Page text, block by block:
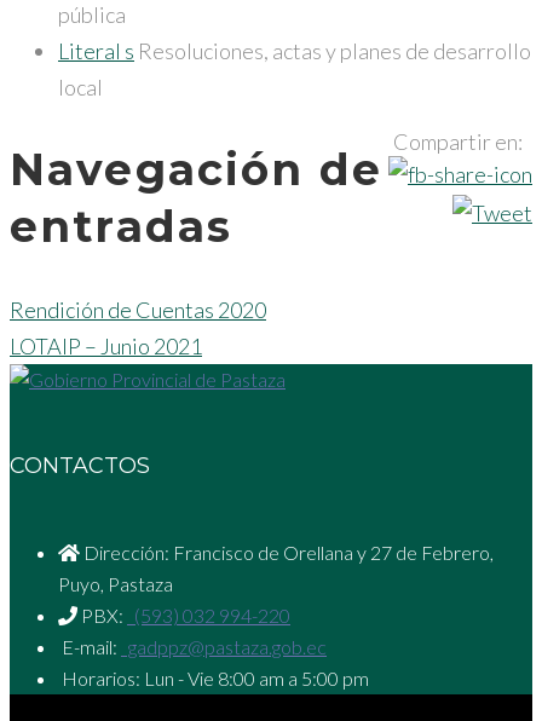
pública
Literal s Resoluciones, actas y planes de desarrollo
local
Compartir en:
Navegación de
entradas
Rendición de Cuentas 2020
LOTAIP – Junio 2021
CONTACTOS
Dirección: Francisco de Orellana y 27 de Febrero,
Puyo, Pastaza
PBX: (593) 032 994-220
E-mail: gadppz@pastaza.gob.ec
Horarios: Lun - Vie 8:00 am a 5:00 pm